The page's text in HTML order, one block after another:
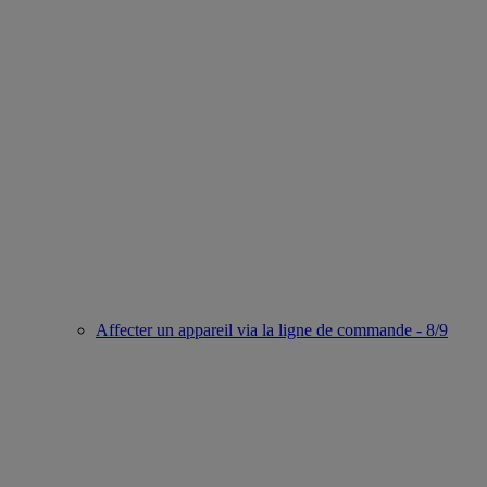
Affecter un appareil via la ligne de commande - 8/9